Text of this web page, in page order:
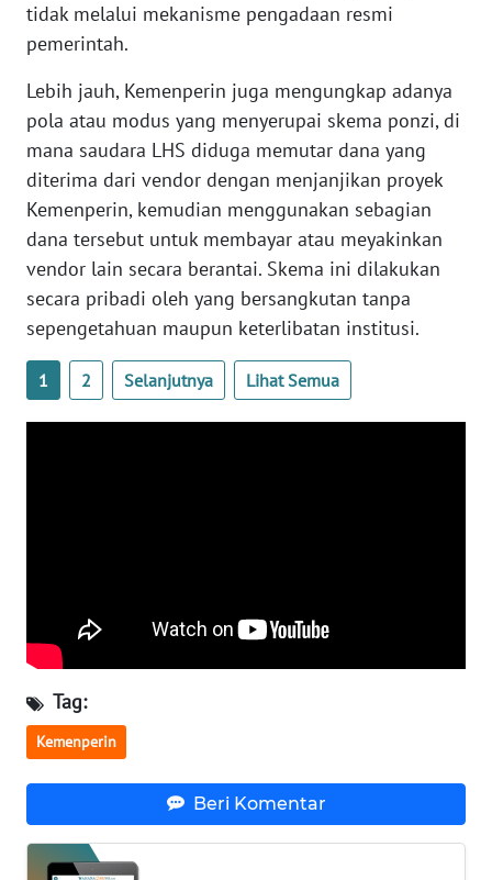
tidak melalui mekanisme pengadaan resmi
pemerintah.
Lebih jauh, Kemenperin juga mengungkap adanya
pola atau modus yang menyerupai skema ponzi, di
mana saudara LHS diduga memutar dana yang
diterima dari vendor dengan menjanjikan proyek
Kemenperin, kemudian menggunakan sebagian
dana tersebut untuk membayar atau meyakinkan
vendor lain secara berantai. Skema ini dilakukan
secara pribadi oleh yang bersangkutan tanpa
sepengetahuan maupun keterlibatan institusi.
1 2 Selanjutnya Lihat Semua
Tag:
Kemenperin
Beri Komentar
WN
JAMBI
WN
SULTRA
WN
WN
SULTENG
WN
SULBAR
WN
WN
WN
JATENG